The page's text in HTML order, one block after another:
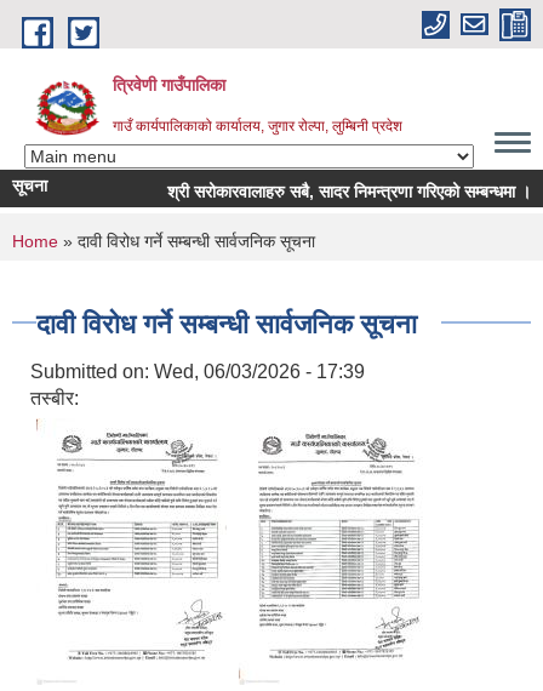
Skip to main content
त्रिवेणी गाउँपालिका
गाउँ कार्यपालिकाको कार्यालय, जुगार रोल्पा, लुम्बिनी प्रदेश
सूचना श्री सरोकारवालाहरु सबै, सादर निमन्त्रणा गरिएको सम्बन्धमा ।
You are here
Home » दावी विरोध गर्ने सम्बन्धी सार्वजनिक सूचना
दावी विरोध गर्ने सम्बन्धी सार्वजनिक सूचना
Submitted on: Wed, 06/03/2026 - 17:39
तस्बीर: